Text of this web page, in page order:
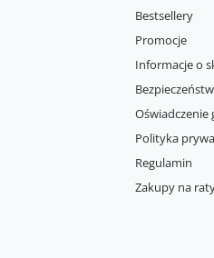
Bestsellery
Promocje
Informacje o
Oświadczenie
Polityka
Regulamin
Zakupy na